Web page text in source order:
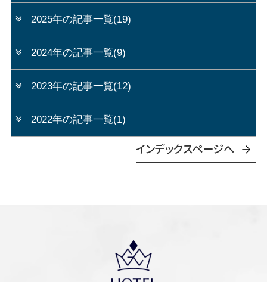
2025年の記事一覧(19)
2024年の記事一覧(9)
2023年の記事一覧(12)
2022年の記事一覧(1)
インデックスページへ